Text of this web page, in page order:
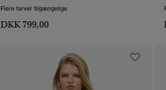
Flere farver tilgængelige
DKK 799,00